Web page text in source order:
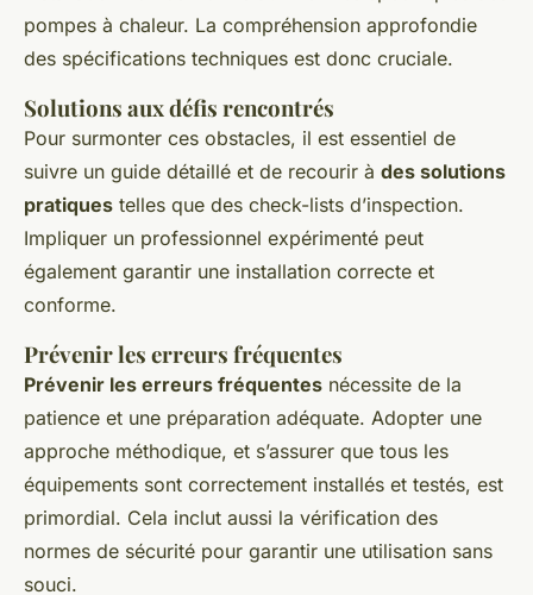
pompes à chaleur. La compréhension approfondie
des spécifications techniques est donc cruciale.
Solutions aux défis rencontrés
Pour surmonter ces obstacles, il est essentiel de
suivre un guide détaillé et de recourir à des solutions
pratiques telles que des check-lists d’inspection.
Impliquer un professionnel expérimenté peut
également garantir une installation correcte et
conforme.
Prévenir les erreurs fréquentes
Prévenir les erreurs fréquentes nécessite de la
patience et une préparation adéquate. Adopter une
approche méthodique, et s’assurer que tous les
équipements sont correctement installés et testés, est
primordial. Cela inclut aussi la vérification des
normes de sécurité pour garantir une utilisation sans
souci.